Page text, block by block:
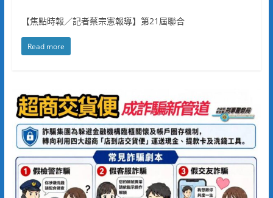
【焦點時報／記者蔡宗憲報導】第21屆聯合
Read more